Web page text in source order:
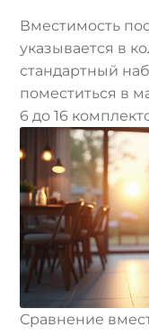
Вместимость
указывается в
стандартный
поместиться в
6 до 16
Сравнение